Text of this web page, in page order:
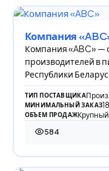
Компания
Компания «ABC» —
производителей в
Республики
ТИП ПОСТАВЩИКА
МИНИМАЛЬНЫЙ ЗАКАЗ
ОБЪЕМ ПРОДАЖ
584
584 просмотра